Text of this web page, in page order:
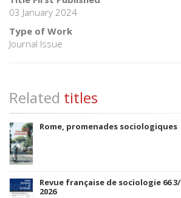
03 January 2024
Type of Work
Journal Issue
Related titles
Rome, promenades sociologiques
Revue française de sociologie 66
2026